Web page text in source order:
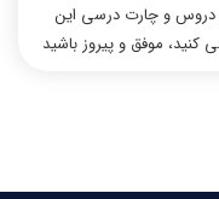
دروس و چارت درسی این
موفق و پیروز باشید